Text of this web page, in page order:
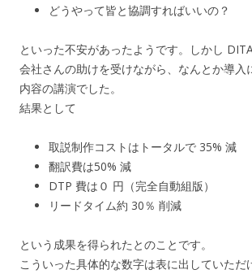
どうやって皆と協調すればいいの？
といった不安があったようです。しかし
会社さんの助けを受けながら、なんとか導入
内容の講演でした。
結果として
取説制作コストはトータルで 35% 減
翻訳費は50% 減
DTP 費は０ 円（完全自動組版）
リードタイム約 30％ 削減
という成果を得られたとのことです。
こういった具体的な数字は表に出していただ